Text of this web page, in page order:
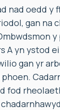
nad oedd y
gan na
A yn ystod
gan yr
fod